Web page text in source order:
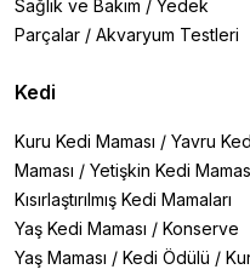
Sağlık ve Bakım / Yedek
Parçalar / Akvaryum Testleri
Kedi
Kuru Kedi Maması / Yavru
Maması / Yetişkin Kedi
Kısırlaştırılmış Kedi Mamaları
Yaş Kedi Maması / Konserve
Yaş Maması / Kedi Ödülü /